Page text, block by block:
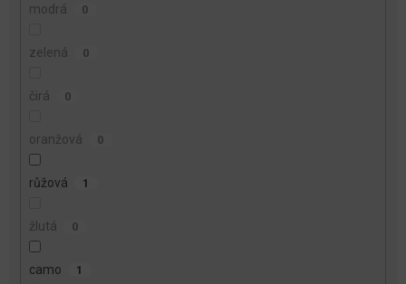
modrá 0
zelená 0
čirá 0
oranžová 0
růžová 1
žlutá 0
camo 1